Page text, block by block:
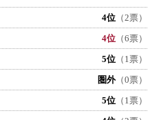
4位 （2票）
4位 （6票）
5位 （1票）
圏外（0票）
5位 （1票）